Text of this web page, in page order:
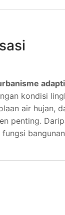
kondisi
air hujan,
penting.